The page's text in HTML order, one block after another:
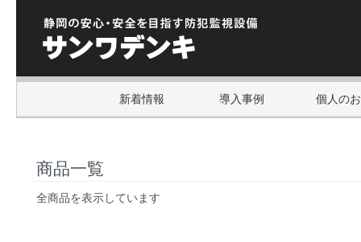
新着情報 導入事例 個人の
商品一覧
全商品を表示しています